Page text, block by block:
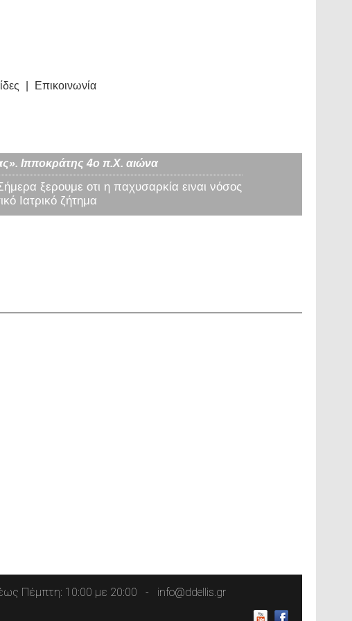
Επικοινωνία
Ιπποκράτης 4ο π.Χ. αιώνα
ξερουμε οτι η παχυσαρκία ειναι νόσος
Ιατρικό ζήτημα
Πέμπτη: 10:00 με 20:00 info@ddellis.gr